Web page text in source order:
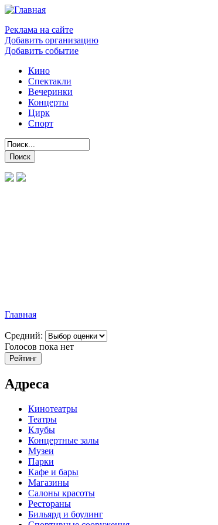
Реклама на сайте
Добавить организацию
Добавить событие
Кино
Спектакли
Вечеринки
Концерты
Цирк
Спорт
Главная
Средний:
Голосов пока нет
Адреса
Кинотеатры
Театры
Клубы
Концертные залы
Музеи
Парки
Кафе и бары
Магазины
Салоны красоты
Рестораны
Бильярд и боулинг